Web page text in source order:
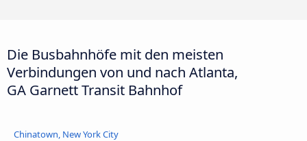
Die Busbahnhöfe mit den meisten
Verbindungen von und nach Atlanta,
GA Garnett Transit Bahnhof
Chinatown, New York City